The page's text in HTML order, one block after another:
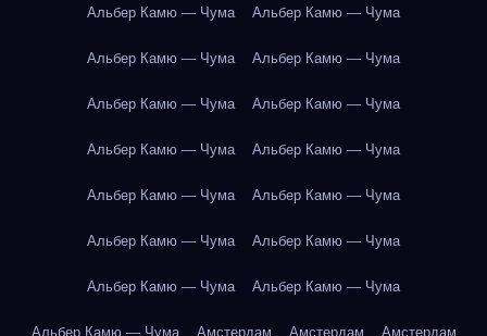
Альбер Камю — Чума Альбер Камю — Чума
Альбер Камю — Чума Альбер Камю — Чума
Альбер Камю — Чума Альбер Камю — Чума
Альбер Камю — Чума Альбер Камю — Чума
Альбер Камю — Чума Альбер Камю — Чума
Альбер Камю — Чума Альбер Камю — Чума
Альбер Камю — Чума Альбер Камю — Чума
Альбер Камю — Чума Амстердам Амстердам Амстердам